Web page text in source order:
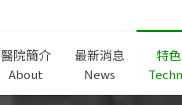
醫院簡介
About
最新消息
News
特